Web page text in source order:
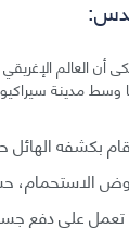
أن العالم
وسط مدينة
بكشفه الهائل
الاستحمام،
تعمل على دفع